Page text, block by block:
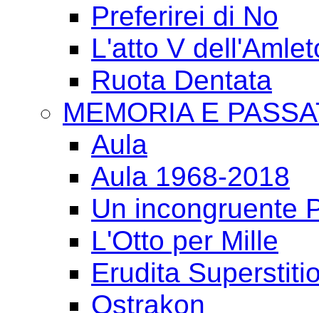
Preferirei di No
L'atto V
Ruota Dentata
MEMORIA E
Aula
Aula 1968-2018
Un incongruente
L'Otto per Mille
Erudita
Ostrakon